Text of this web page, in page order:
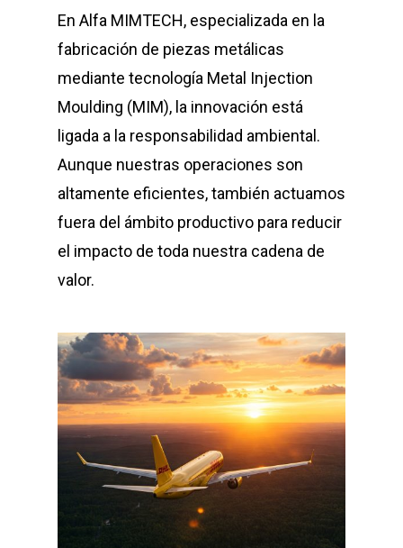
En Alfa MIMTECH, especializada en la
fabricación de piezas metálicas
mediante tecnología Metal Injection
Moulding (MIM), la innovación está
ligada a la responsabilidad ambiental.
Aunque nuestras operaciones son
altamente eficientes, también actuamos
fuera del ámbito productivo para reducir
el impacto de toda nuestra cadena de
valor.